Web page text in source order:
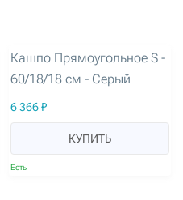
Кашпо Прямоугольное S -
60/18/18 см - Серый
6 366 ₽
КУПИТЬ
Есть